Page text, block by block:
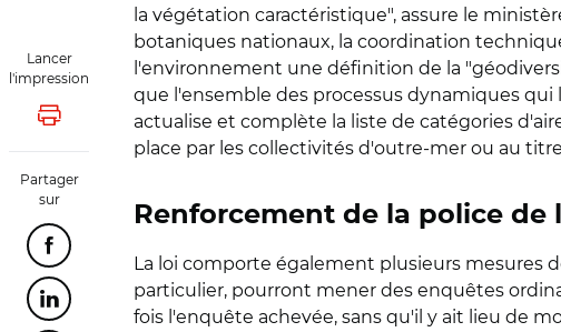
Lancer
l'impression
Lancer l'impression
Partager
sur
Partager cette page sur Facebook
Partager cette page sur Linkedin
la végétation caractéristique", assure le
botaniques nationaux, la coordination
l'environnement une définition de la
que l'ensemble des processus dynamiques qui
actualise et complète la liste de catégories
place par les collectivités d'outre-mer ou au
Renforcement de la police
La loi comporte également plusieurs mesures
particulier, pourront mener des enquêtes
fois l'enquête achevée, sans qu'il y ait lieu de